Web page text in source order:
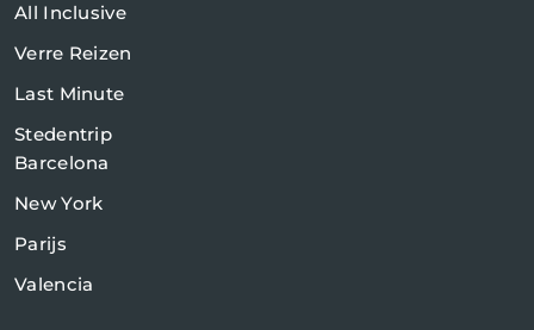
All Inclusive
Verre Reizen
Last Minute
Stedentrip
Barcelona
New York
Parijs
Valencia